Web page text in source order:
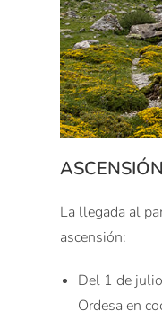
La llegada al
ascensión:
Del 1 de
Ordesa en